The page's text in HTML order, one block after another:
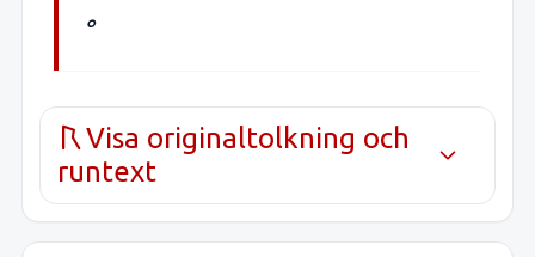
°
Visa originaltolkning och
runtext